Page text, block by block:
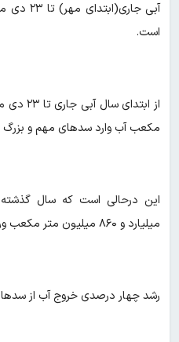
است.
مکعب آب وارد سدهای مهم و
این درحالی است که سال
میلیارد و ۸۶۰ میلیون متر مکعب ورودی آب داشته اند.
رشد چهار درصدی خروج آب از سدها